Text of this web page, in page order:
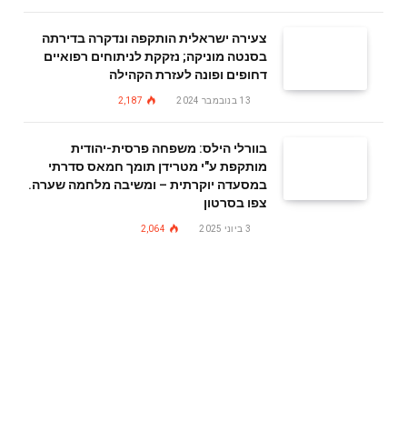
צעירה ישראלית הותקפה ונדקרה בדירתה
בסנטה מוניקה; נזקקת לניתוחים רפואיים
דחופים ופונה לעזרת הקהילה
13 בנובמבר 2024 2,187
בוורלי הילס: משפחה פרסית-יהודית
מותקפת ע"י מטרידן תומך חמאס סדרתי
במסעדה יוקרתית – ומשיבה מלחמה שערה.
צפו בסרטון
3 ביוני 2025 2,064